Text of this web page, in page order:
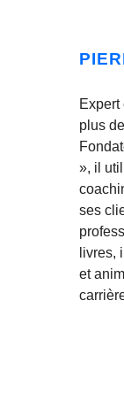
plus
», il
ses
livres,
et